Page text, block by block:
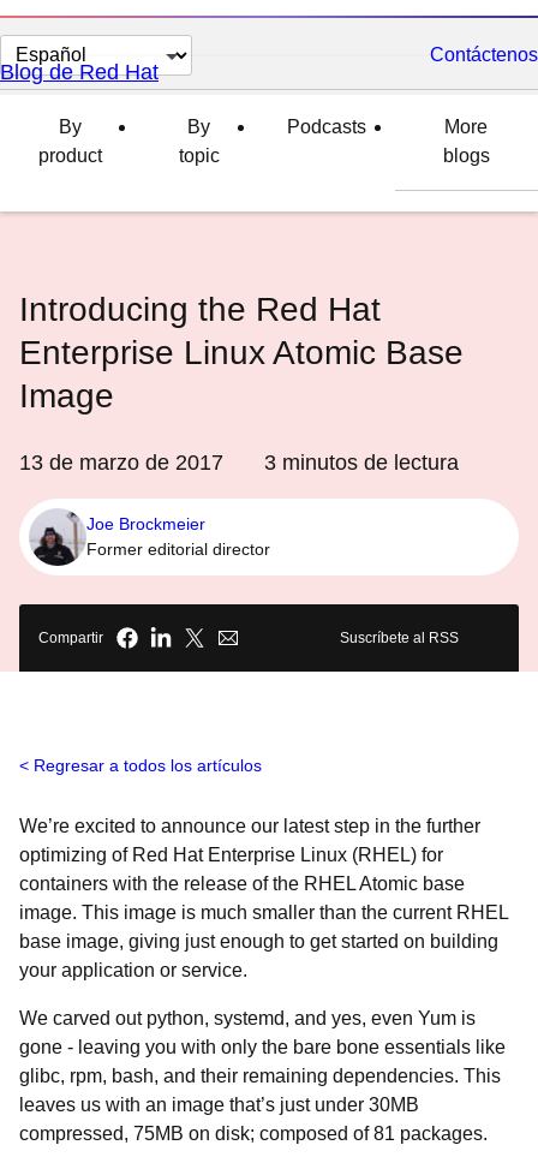
Cambiar
el
idioma
Contáctenos
Blog de Red Hat
By
product
By
topic
Podcasts
More
blogs
Introducing the Red Hat
Enterprise Linux Atomic Base
Image
13 de marzo de 2017 3 minutos de lectura
Joe Brockmeier
Former editorial director
Compartir Suscríbete al RSS
Regresar a todos los artículos
We’re excited to announce our latest step in the further
optimizing of Red Hat Enterprise Linux (RHEL) for
containers with the release of the RHEL Atomic base
image. This image is much smaller than the current RHEL
base image, giving just enough to get started on building
your application or service.
We carved out python, systemd, and yes, even Yum is
gone - leaving you with only the bare bone essentials like
glibc, rpm, bash, and their remaining dependencies. This
leaves us with an image that’s just under 30MB
compressed, 75MB on disk; composed of 81 packages.